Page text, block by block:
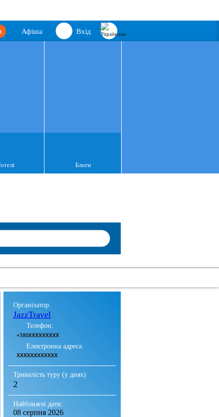
Вхід
Афіша
Блоги
Організатор:
JazzTravel
Телефон:
+380XXXXXXXXX
Електронна адреса:
XXXXXXXXXXXX
Тривалість туру (у днях)
2
Найближчі дати:
08 серпня 2026